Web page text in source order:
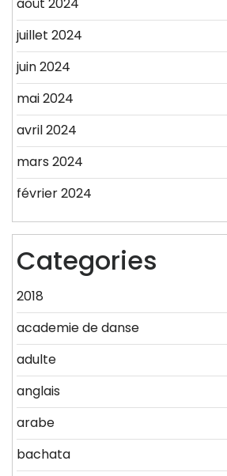
août 2024
juillet 2024
juin 2024
mai 2024
avril 2024
mars 2024
février 2024
Categories
2018
academie de danse
adulte
anglais
arabe
bachata